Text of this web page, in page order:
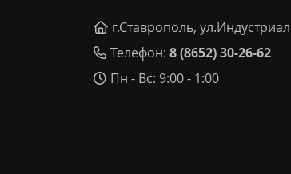
г.Ставрополь,
Телефон: 8 (8652) 30-26-62
Пн - Вс: 9:00 - 1:00